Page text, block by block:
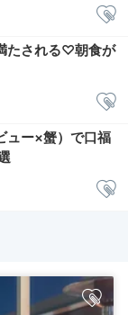
たされる♡朝食が
ュー×蟹）で口福